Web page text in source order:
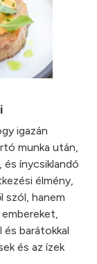
igazán
munka után,
ínycsiklandó
élmény,
szól, hanem
barátokkal
és az ízek